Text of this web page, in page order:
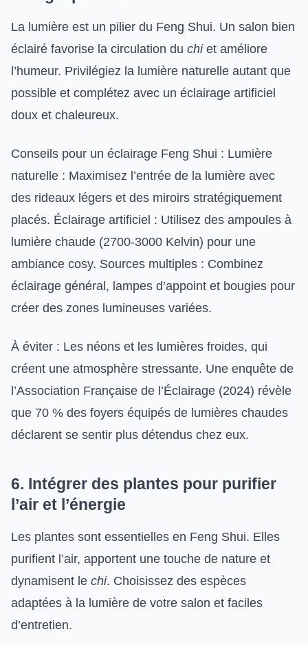
La lumière est un pilier du Feng Shui. Un salon bien
éclairé favorise la circulation du chiet améliore
l’humeur. Privilégiez la lumière naturelle autant que
possible et complétez avec un éclairage artificiel
doux et chaleureux.
Conseils pour un éclairage Feng Shui : Lumière
naturelle : Maximisez l’entrée de la lumière avec
des rideaux légers et des miroirs stratégiquement
placés. Éclairage artificiel : Utilisez des ampoules à
lumière chaude (2700-3000 Kelvin) pour une
ambiance cosy. Sources multiples : Combinez
éclairage général, lampes d’appoint et bougies pour
créer des zones lumineuses variées.
À éviter : Les néons et les lumières froides, qui
créent une atmosphère stressante. Une enquête de
l’Association Française de l’Éclairage (2024) révèle
que 70 % des foyers équipés de lumières chaudes
déclarent se sentir plus détendus chez eux.
6. Intégrer des plantes pour purifier
l’air et l’énergie
Les plantes sont essentielles en Feng Shui. Elles
purifient l’air, apportent une touche de nature et
dynamisent le chi. Choisissez des espèces
adaptées à la lumière de votre salon et faciles
d’entretien.